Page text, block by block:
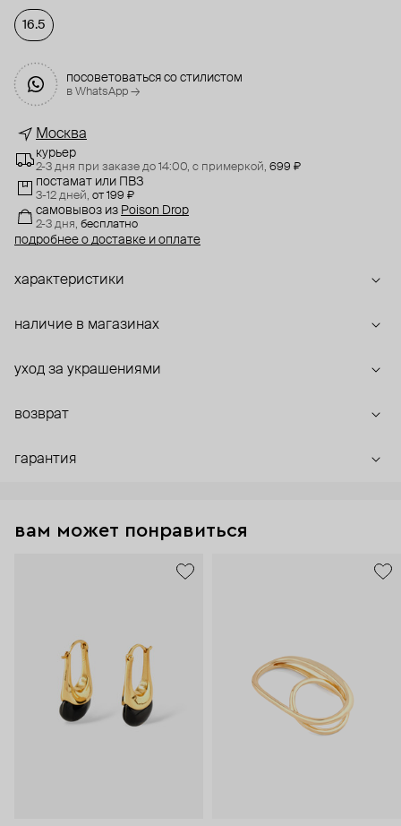
16.5
посоветоваться со стилистом
в WhatsApp →
Москва
курьер
2-3 дня при заказе до 14:00, с примеркой, 699 ₽
постамат или ПВЗ
3-12 дней, от 199 ₽
самовывоз из Poison Drop
2-3 дня, бесплатно
подробнее о доставке и оплате
характеристики
наличие в магазинах
уход за украшениями
возврат
гарантия
вам может понравиться